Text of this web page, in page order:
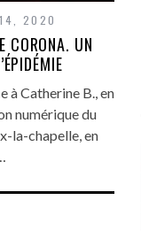
2020
CORONA. UN
à Catherine B., en
numérique du
la-chapelle, en